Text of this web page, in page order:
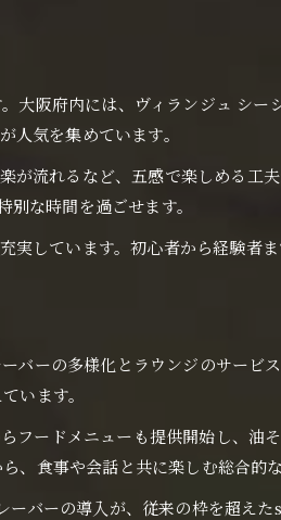
新作shishaフレーバーを体験するコ
阪府内には、ヴィランジュ シ
人気を集めています。
が流れるなど、五感で楽しめる
な時間を過ごせます。
しています。初心者から経験者
バーの多様化とラウンジのサー
います。
フードメニューも提供開始し、
食事や会話と共に楽しむ総合的
バーの導入が、従来の枠を超えた